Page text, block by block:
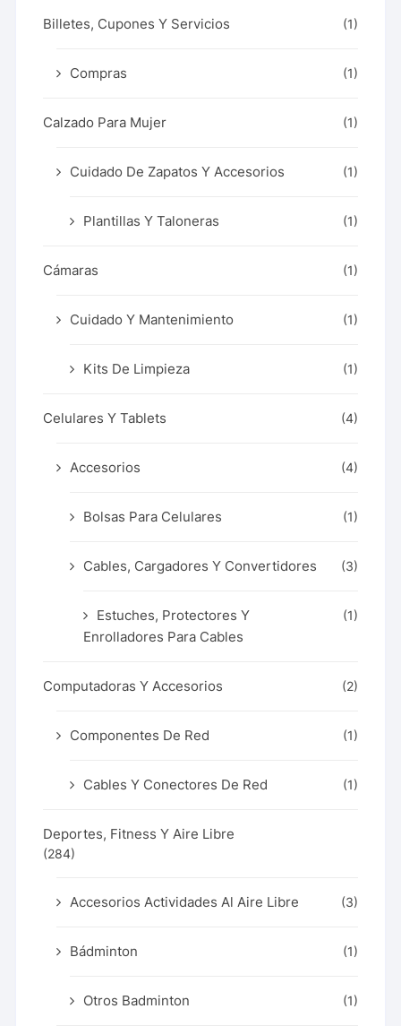
Billetes, Cupones Y Servicios (1)
Compras (1)
Calzado Para Mujer (1)
Cuidado De Zapatos Y Accesorios (1)
Plantillas Y Taloneras (1)
Cámaras (1)
Cuidado Y Mantenimiento (1)
Kits De Limpieza (1)
Celulares Y Tablets (4)
Accesorios (4)
Bolsas Para Celulares (1)
Cables, Cargadores Y Convertidores (3)
Estuches, Protectores Y
Enrolladores Para Cables
(1)
Computadoras Y Accesorios (2)
Componentes De Red (1)
Cables Y Conectores De Red (1)
Deportes, Fitness Y Aire Libre
(284)
Accesorios Actividades Al Aire Libre (3)
Bádminton (1)
Otros Badminton (1)